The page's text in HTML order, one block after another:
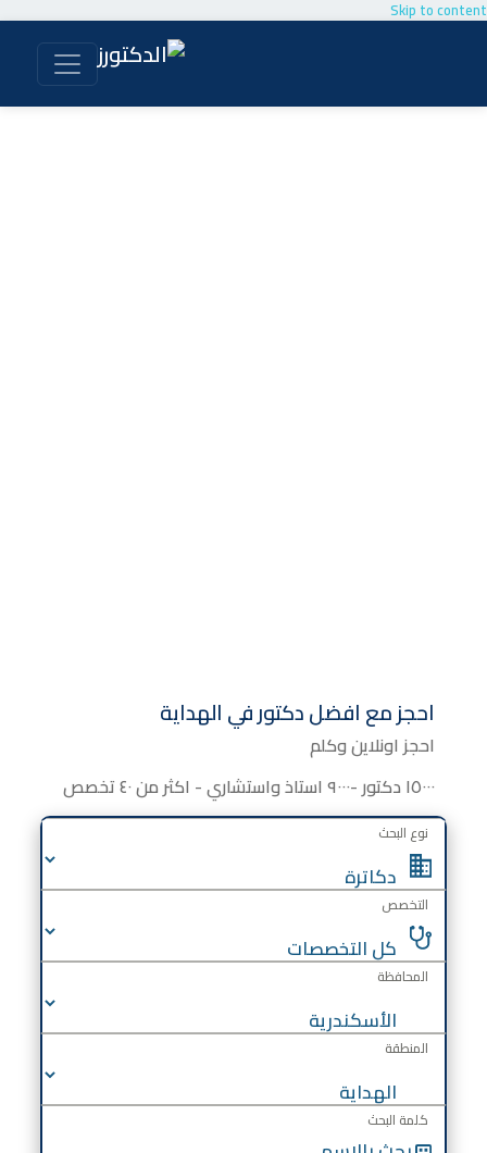
Skip to content
احجز مع افضل دكتور في الهداية
احجز اونلاين وكلم
١٥٠٠٠ دكتور -٩٠٠٠ استاذ واستشاري - اكثر من ٤٠ تخصص
نوع البحث
التخصص
المحافظة
المنطقة
كلمة البحث